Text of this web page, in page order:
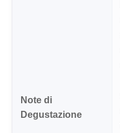
Note di
Degustazione